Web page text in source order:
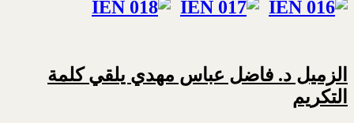
الزميل د. فاضل عباس مهدي يلقي كلمة
التكريم